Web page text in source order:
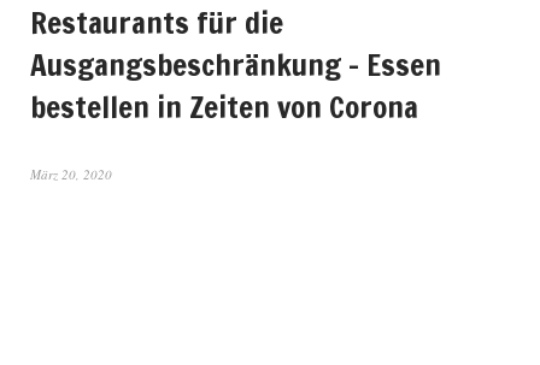
Restaurants für die
Ausgangsbeschränkung – Essen
bestellen in Zeiten von Corona
März 20, 2020